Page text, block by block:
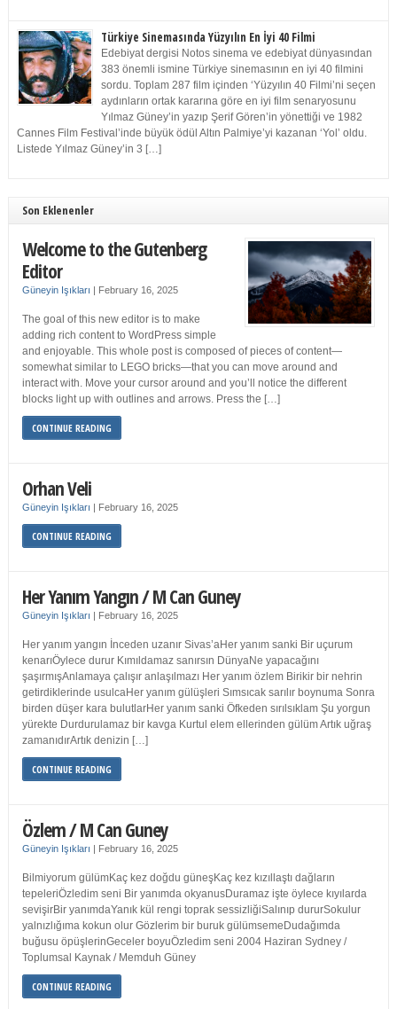
Türkiye Sinemasında Yüzyılın En İyi 40 Filmi
Edebiyat dergisi Notos sinema ve edebiyat dünyasından
383 önemli ismine Türkiye sinemasının en iyi 40 filmini
sordu. Toplam 287 film içinden ‘Yüzyılın 40 Filmi’ni seçen
aydınların ortak kararına göre en iyi film senaryosunu
Yılmaz Güney’in yazıp Şerif Gören’in yönettiği ve 1982
Cannes Film Festival’inde büyük ödül Altın Palmiye’yi kazanan ‘Yol’ oldu.
Listede Yılmaz Güney’in 3 […]
Son Eklenenler
Welcome to the Gutenberg
Editor
Güneyin Işıkları | February 16, 2025
The goal of this new editor is to make
adding rich content to WordPress simple
and enjoyable. This whole post is composed of pieces of content—
somewhat similar to LEGO bricks—that you can move around and
interact with. Move your cursor around and you’ll notice the different
blocks light up with outlines and arrows. Press the […]
CONTINUE READING
Orhan Veli
Güneyin Işıkları | February 16, 2025
CONTINUE READING
Her Yanım Yangın / M Can Guney
Güneyin Işıkları | February 16, 2025
Her yanım yangın İnceden uzanır Sivas’aHer yanım sanki Bir uçurum
kenarıÖylece durur Kımıldamaz sanırsın DünyaNe yapacağını
şaşırmışAnlamaya çalışır anlaşılmazı Her yanım özlem Birikir bir nehrin
getirdiklerinde usulcaHer yanım gülüşleri Sımsıcak sarılır boynuma Sonra
birden düşer kara bulutlarHer yanım sanki Öfkeden sırılsıklam Şu yorgun
yürekte Durdurulamaz bir kavga Kurtul elem ellerinden gülüm Artık uğraş
zamanıdırArtık denizin […]
CONTINUE READING
Özlem / M Can Guney
Güneyin Işıkları | February 16, 2025
Bilmiyorum gülümKaç kez doğdu güneşKaç kez kızıllaştı dağların
tepeleriÖzledim seni Bir yanımda okyanusDuramaz işte öylece kıyılarda
sevişirBir yanımdaYanık kül rengi toprak sessizliğiSalınıp dururSokulur
yalnızlığıma kokun olur Gözlerim bir buruk gülümsemeDudağımda
buğusu öpüşlerinGeceler boyuÖzledim seni 2004 Haziran Sydney /
Toplumsal Kaynak / Memduh Güney
CONTINUE READING